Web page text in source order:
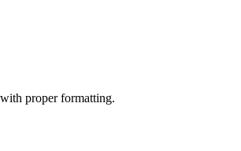
with proper formatting.